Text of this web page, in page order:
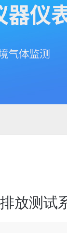
9300氧气
放测试